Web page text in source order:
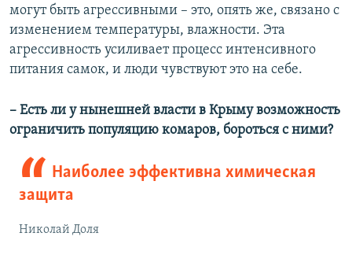
могут быть агрессивными – это, опять же, связано с
изменением температуры, влажности. Эта
агрессивность усиливает процесс интенсивного
питания самок, и люди чувствуют это на себе.
– Есть ли у нынешней власти в Крыму возможность
ограничить популяцию комаров, бороться с ними?
Наиболее эффективна химическая
защита
Николай Доля